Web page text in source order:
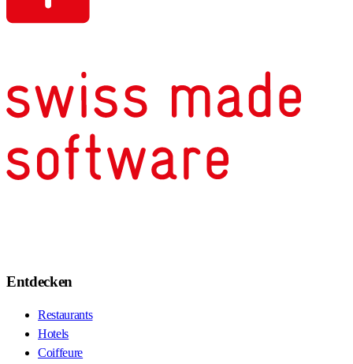
Entdecken
Restaurants
Hotels
Coiffeure